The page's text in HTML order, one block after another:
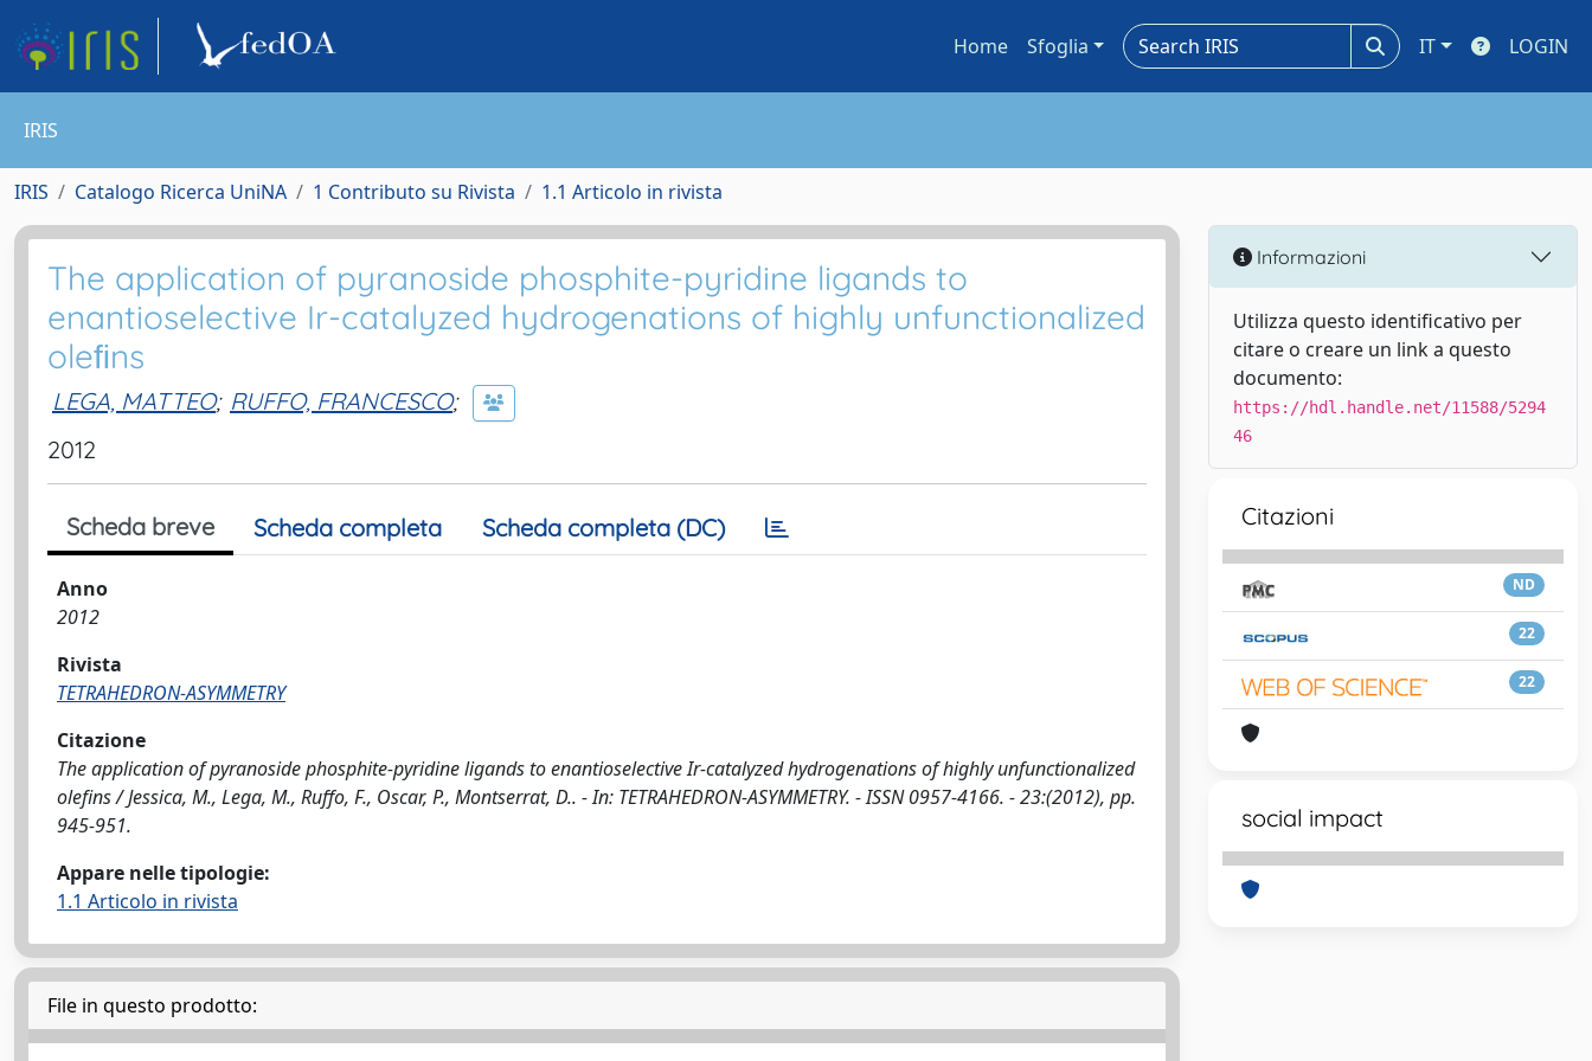
Home Sfoglia IT LOGIN
IRIS
IRIS Catalogo Ricerca UniNA 1 Contributo su Rivista 1.1 Articolo in rivista
The application of pyranoside phosphite-pyridine ligands to
enantioselective Ir-catalyzed hydrogenations of highly unfunctionalized
oleﬁns
LEGA, MATTEO; RUFFO, FRANCESCO;
2012
Scheda breve Scheda completa Scheda completa (DC)
Anno
2012
Rivista
TETRAHEDRON-ASYMMETRY
Citazione
The application of pyranoside phosphite-pyridine ligands to enantioselective Ir-catalyzed hydrogenations of highly unfunctionalized
oleﬁns / Jessica, M., Lega, M., Ruffo, F., Oscar, P., Montserrat, D.. - In: TETRAHEDRON-ASYMMETRY. - ISSN 0957-4166. - 23:(2012), pp.
945-951.
Appare nelle tipologie:
1.1 Articolo in rivista
File in questo prodotto:
Informazioni
Utilizza questo identificativo per
citare o creare un link a questo
documento:
https://hdl.handle.net/11588/5294
46
Citazioni
ND
22
22
social impact